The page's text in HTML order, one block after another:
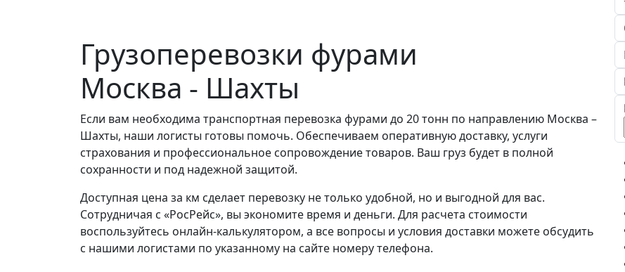
Грузоперевозки фурами
Москва - Шахты
Если вам необходима транспортная перевозка фурами до 20 тонн по направлению Москва –
Шахты, наши логисты готовы помочь. Обеспечиваем оперативную доставку, услуги
страхования и профессиональное сопровождение товаров. Ваш груз будет в полной
сохранности и под надежной защитой.
Доступная цена за км сделает перевозку не только удобной, но и выгодной для вас.
Сотрудничая с «РосРейс», вы экономите время и деньги. Для расчета стоимости
воспользуйтесь онлайн-калькулятором, а все вопросы и условия доставки можете обсудить
с нашими логистами по указанному на сайте номеру телефона.